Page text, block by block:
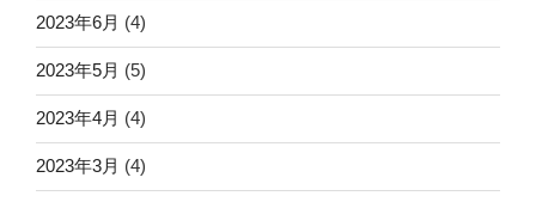
2023年6月 (4)
2023年5月 (5)
2023年4月 (4)
2023年3月 (4)